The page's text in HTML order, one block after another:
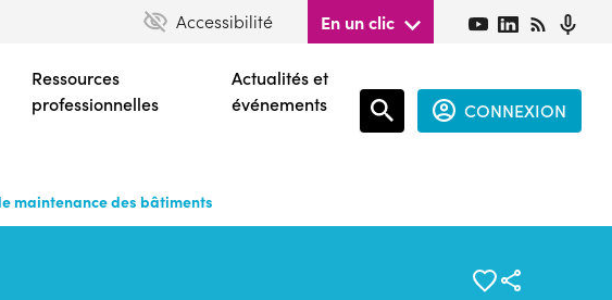
Accessibilité En un clic
Ressources
professionnelles
Actualités et
événements
CONNEXION
maintenance des bâtiments